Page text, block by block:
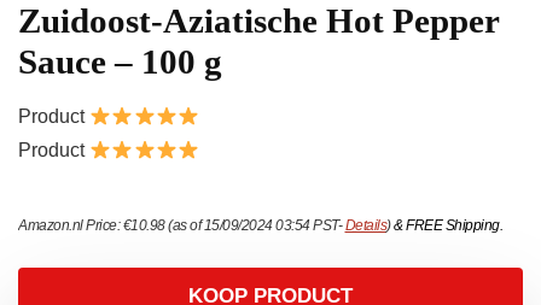
Zuidoost-Aziatische Hot Pepper
Sauce – 100 g
Product
Product
Amazon.nl Price:€10.98(as of 15/09/2024 03:54 PST-Details)&FREE Shipping.
KOOP PRODUCT